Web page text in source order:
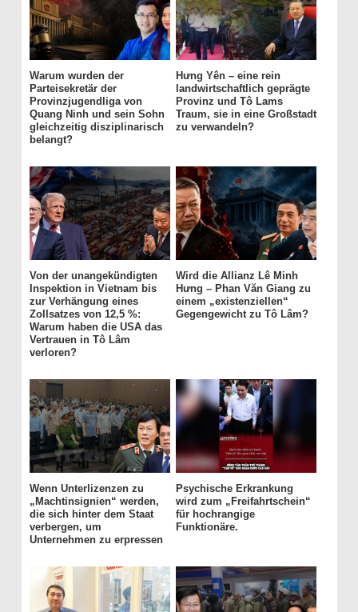
Warum wurden der
Parteisekretär der
Provinzjugendliga von
Quang Ninh und sein Sohn
gleichzeitig disziplinarisch
belangt?
Hưng Yên – eine rein
landwirtschaftlich geprägte
Provinz und Tô Lams
Traum, sie in eine Großstadt
zu verwandeln?
Von der unangekündigten
Inspektion in Vietnam bis
zur Verhängung eines
Zollsatzes von 12,5 %:
Warum haben die USA das
Vertrauen in Tô Lâm
verloren?
Wird die Allianz Lê Minh
Hưng – Phan Văn Giang zu
einem „existenziellen“
Gegengewicht zu Tô Lâm?
Wenn Unterlizenzen zu
„Machtinsignien“ werden,
die sich hinter dem Staat
verbergen, um
Unternehmen zu erpressen
Psychische Erkrankung
wird zum „Freifahrtschein“
für hochrangige
Funktionäre.